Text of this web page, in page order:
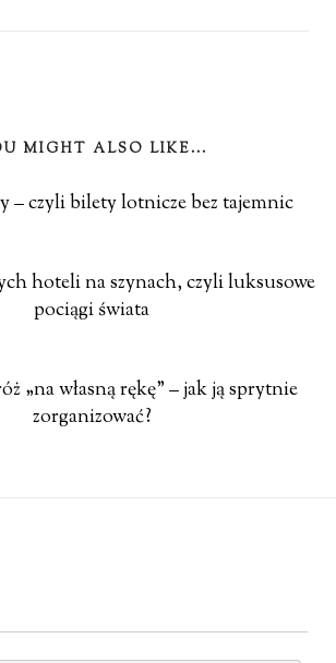
MIGHT ALSO LIKE...
– czyli bilety lotnicze bez tajemnic
hoteli na szynach, czyli luksusowe
pociągi świata
„na własną rękę” – jak ją sprytnie
zorganizować?